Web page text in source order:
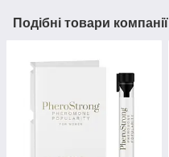
Подібні товари компанії